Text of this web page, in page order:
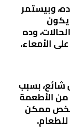
وبيستمر
وده
الأمعاء.
شائع، بسبب
من الأطعمة
ممكن